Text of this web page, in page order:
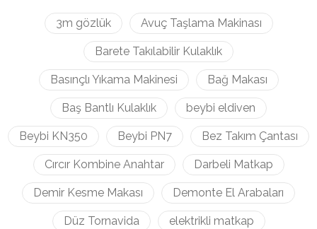
3m gözlük Avuç Taşlama Makinası
Barete Takılabilir Kulaklık
Basınçlı Yıkama Makinesi Bağ Makası
Baş Bantlı Kulaklık beybi eldiven
Beybi KN350 Beybi PN7 Bez Takım Çantası
Cırcır Kombine Anahtar Darbeli Matkap
Demir Kesme Makası Demonte El Arabaları
Düz Tornavida elektrikli matkap